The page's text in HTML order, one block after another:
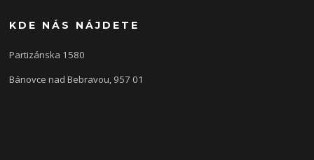
KDE NÁS NÁJDETE
Partizánska 1580
Bánovce nad Bebravou, 957 01